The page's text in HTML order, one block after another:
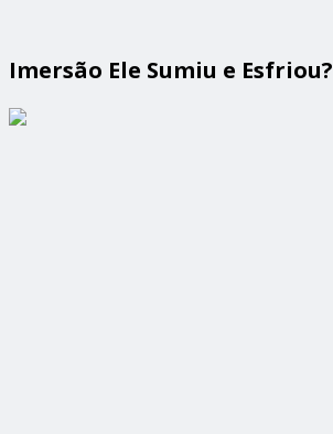
Imersão Ele Sumiu e Esfriou?